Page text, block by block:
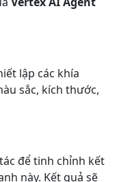
lập các khía
sắc, kích thước,
để tinh chỉnh kết
này. Kết quả sẽ